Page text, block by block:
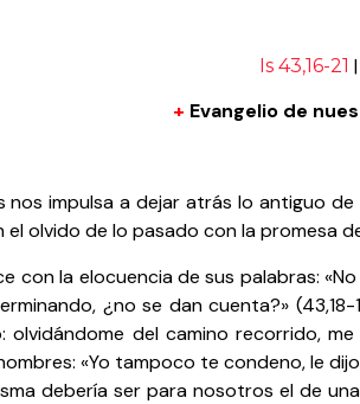
Is 43,16-21 |
+ Evangelio de
nos impulsa a dejar atrás lo antiguo
el olvido de lo pasado con la promesa
con la elocuencia de sus palabras:
¿no se dan cuenta?»
olvidándome del camino recorrido,
«Yo tampoco te condeno, le
debería ser para nosotros el de